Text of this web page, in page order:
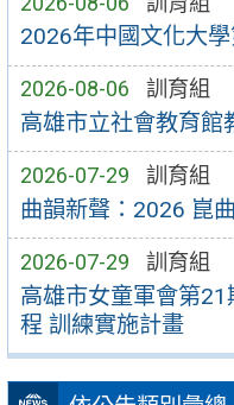
2026年中國文化大學
2026-08-06 訓育組
高雄市立社會教育館
2026-07-29 訓育組
曲韻新聲：2026 崑
2026-07-29 訓育組
高雄市女童軍會第
程 訓練實施計畫